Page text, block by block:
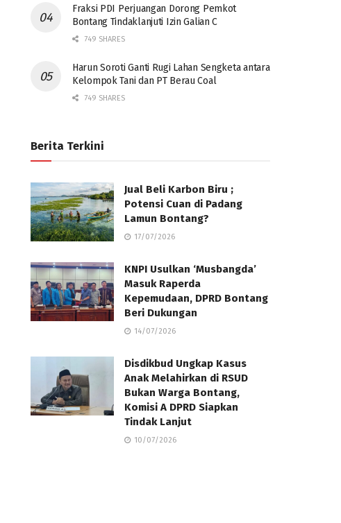
Fraksi PDI Perjuangan Dorong Pemkot
Bontang Tindaklanjuti Izin Galian C
749 SHARES
Harun Soroti Ganti Rugi Lahan Sengketa antara
Kelompok Tani dan PT Berau Coal
749 SHARES
Berita Terkini
Jual Beli Karbon Biru ;
Potensi Cuan di Padang
Lamun Bontang?
17/07/2026
KNPI Usulkan ‘Musbangda’
Masuk Raperda
Kepemudaan, DPRD Bontang
Beri Dukungan
14/07/2026
Disdikbud Ungkap Kasus
Anak Melahirkan di RSUD
Bukan Warga Bontang,
Komisi A DPRD Siapkan
Tindak Lanjut
10/07/2026